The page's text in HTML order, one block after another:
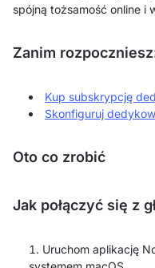
spójną tożsamość online i
Zanim
Kup subskrypcję
Skonfiguruj
Oto co zrobić
Jak połączyć się z
Uruchom aplikację